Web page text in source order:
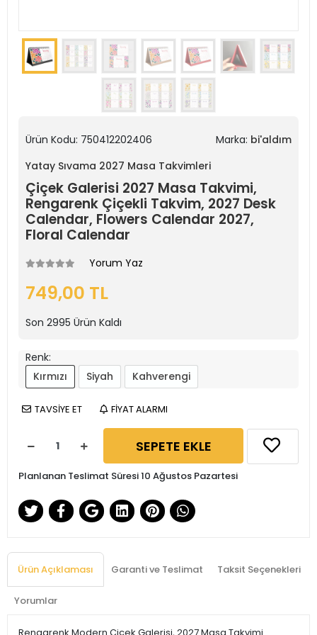
Ürün Kodu: 750412202406 Marka: bi'aldım
Yatay Sıvama 2027 Masa Takvimleri
Çiçek Galerisi 2027 Masa Takvimi,
Rengarenk Çiçekli Takvim, 2027 Desk
Calendar, Flowers Calendar 2027,
Floral Calendar
Yorum Yaz
749,00 TL
Son 2995 Ürün Kaldı
Renk:
Kırmızı
Siyah Kahverengi
TAVSİYE ET FİYAT ALARMI
SEPETE EKLE
Planlanan Teslimat Süresi 10 Ağustos Pazartesi
Ürün Açıklaması Garanti ve Teslimat Taksit Seçenekleri
Yorumlar